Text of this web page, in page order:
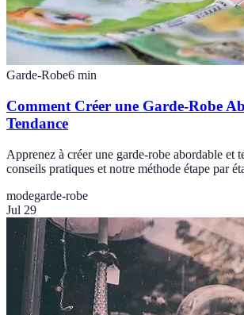
Garde-Robe6 min
Comment Créer une Garde-Robe
Tendance
Apprenez à créer une garde-robe abordable et
conseils pratiques et notre méthode étape par
modegarde-robe
Jul 29